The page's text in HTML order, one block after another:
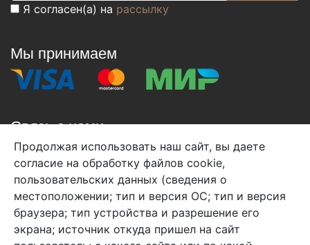
Я согласен(а) на рассылку
Мы принимаем
Связь с нами
+7 (495) 933-38-08
info@arben-textile.ru- оптовые продажи
Продолжая использовать наш сайт, вы даете
согласие на обработку файлов cookie,
пользовательских данных (сведения о
местоположении; тип и версия ОС; тип и версия
браузера; тип устройства и разрешение его
экрана; источник откуда пришел на сайт